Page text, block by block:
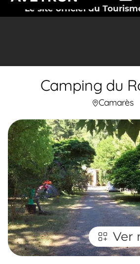
Le site officiel du
Camping du
Camarès
Ver